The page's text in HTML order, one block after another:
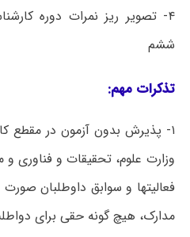
۴- تصویر ریز نمرات دوره
ششم
تذکرات مهم:
۱- پذیرش بدون آزمون در مقطع
وزارت علوم، تحقیقات و فناوری و
فعالیتها و سوابق داوطلبان
مدارک، هیچ گونه حقی برای